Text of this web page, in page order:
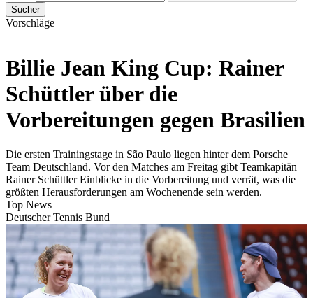
Sucher
Vorschläge
Billie Jean King Cup: Rainer
Schüttler über die
Vorbereitungen gegen Brasilien
Die ersten Trainingstage in São Paulo liegen hinter dem Porsche
Team Deutschland. Vor den Matches am Freitag gibt Teamkapitän
Rainer Schüttler Einblicke in die Vorbereitung und verrät, was die
größten Herausforderungen am Wochenende sein werden.
Top News
Deutscher Tennis Bund